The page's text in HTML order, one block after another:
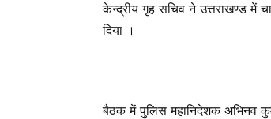
केन्द्रीय गृह सचिव ने उत्तराखण्ड में
दिया ।
बैठक में पुलिस महानिदेशक अभिनव